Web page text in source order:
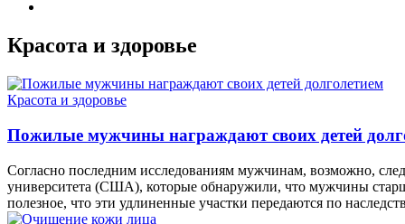
Красота и здоровье
Красота и здоровье
Пожилые мужчины награждают своих детей
Согласно последним исследованиям мужчинам, возможно,
университета (США), которые обнаружили, что мужчины
полезное, что эти удлиненные участки передаются по